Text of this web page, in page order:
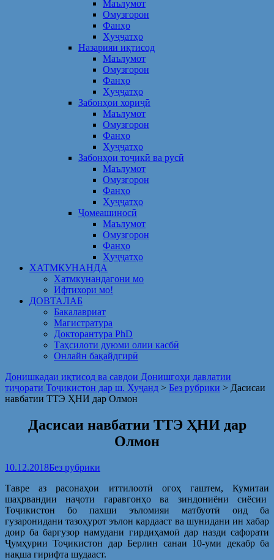
Маълумот
Омузгорон
Фанҳо
Ҳуҷҷатҳо
Назарияи иқтисод
Маълумот
Омузгорон
Фанҳо
Ҳуҷҷатҳо
Забонҳои хориҷӣ
Маълумот
Омузгорон
Фанҳо
Ҳуҷҷатҳо
Забонҳои тоҷикӣ ва русӣ
Маълумот
Омузгорон
Фанҳо
Ҳуҷҷатҳо
Ҷомеашиносӣ
Маълумот
Омузгорон
Фанҳо
Ҳуҷҷатҳо
ХАТМКУНАНДА
Хатмкунандагони мо
Ифтихори мо!
ДОВТАЛАБ
Бакалавриат
Магистратура
Докторантура PhD
Таҳсилоти дуюми олии касбӣ
Онлайн бақайдгирӣ
Донишкадаи иқтисод ва савдои Донишгоҳи давлатии
тиҷорати Тоҷикистон дар ш. Хуҷанд > Без рубрики > Дасисаи
навбатии ТТЭ ҲНИ дар Олмон
Дасисаи навбатии ТТЭ ҲНИ дар
Олмон
10.12.2018Без рубрики
Тавре аз расонаҳои иттилоотӣ огоҳ гаштем, Кумитаи
шаҳрвандии наҷоти гаравгонҳо ва зиндониёни сиёсии
Тоҷикистон бо пахши эъломияи матбуотӣ оид ба
гузаронидани тазоҳурот эълон кардааст ва шунидани ин хабар
доир ба баргузор намудани гирдиҳамоӣ дар назди сафорати
Ҷумҳурии Тоҷикистон дар Берлин санаи 10-уми декабр ба
нақша гирифта шудааст.